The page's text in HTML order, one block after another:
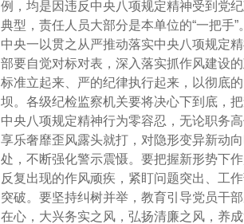
例，均是因违反中央八项规定精神受到党
典型，责任人员大部分是本单位的“一把手
中央一以贯之从严推动落实中央八项规定
部要自觉对标对表，深入落实抓作风建设
标准立起来、严的纪律执行起来，以彻底
坝。各级纪检监察机关要将决心下到底，
中央八项规定精神行为零容忍，无论职务
享乐奢靡歪风露头就打，对隐形变异新动
处，不断强化警示震慑。要把握新形势下
反复出现的作风顽疾，紧盯问题突出、工
突破。要坚持纠树并举，教育引导党员干
在心，大兴务实之风，弘扬清廉之风，养成